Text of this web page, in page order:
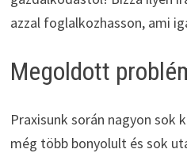
azzal foglalkozhasson, ami
Megoldott
Praxisunk során nagyon sok
még több bonyolult és sok